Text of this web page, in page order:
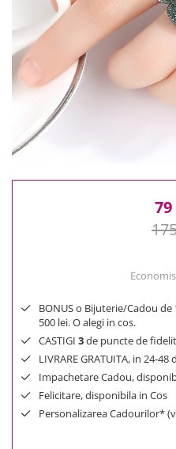
Cele mai noi
Cele mai vandute
Cele mai votate
Cu video
Pret
0 Lei - 100 Lei
100 Lei - 200 Lei
200 Lei - 300 Lei
300 Lei - 500 Lei
BONUS o Bijuterie/Cadou
500 lei. O alegi in cos.
CASTIGI 3de puncte de
LIVRARE GRATUITA, in 24-
Impachetare Cadou,
Felicitare, disponibila in Cos
Personalizarea Cadourilor*